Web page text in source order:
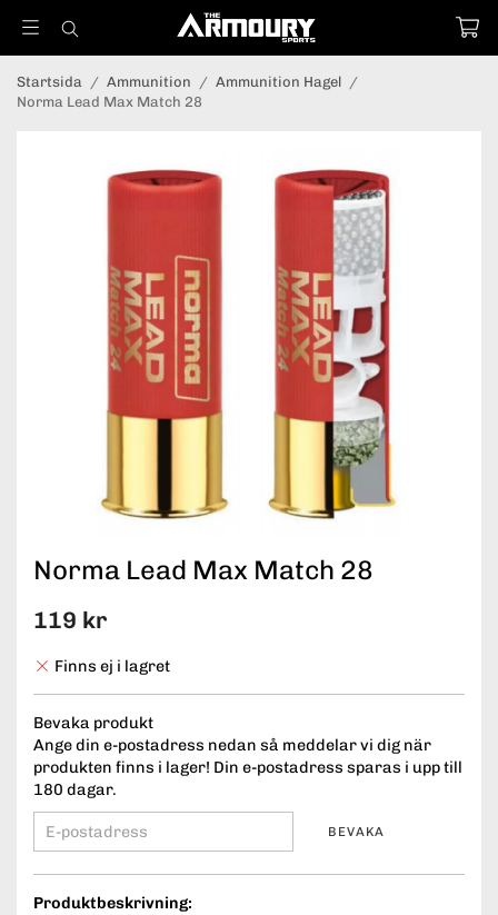
Startsida / Ammunition / Ammunition Hagel /
Norma Lead Max Match 28
Norma Lead Max Match 28
119 kr
Finns ej i lagret
Bevaka produkt
Ange din e-postadress nedan så meddelar vi dig när
produkten finns i lager! Din e-postadress sparas i upp till
180 dagar.
BEVAKA
Produktbeskrivning: